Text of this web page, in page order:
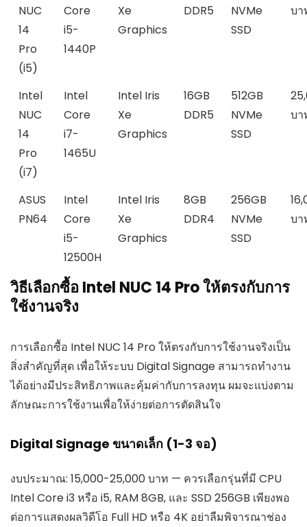
NUC
14
Pro
(i5)
Core
i5-
1440P
Xe
Graphics
DDR5
NVMe
SSD
บา
Intel
NUC
14
Pro
(i7)
Intel
Core
i7-
1465U
Intel Iris
Xe
Graphics
16GB
DDR5
512GB
NVMe
SSD
บา
ASUS
PN64
Intel
Core
i5-
12500H
Intel Iris
Xe
Graphics
8GB
DDR4
256GB
NVMe
SSD
บา
วิธีเลือกซื้อ Intel NUC 14 Pro ให้ตรงกับการ
ใช้งานจริง
การเลือกซื้อ Intel NUC 14 Pro ให้ตรงกับการใช้งานจริงเป็น
สิ่งสำคัญที่สุด เพื่อให้ระบบ Digital Signage สามารถทำงาน
ได้อย่างมีประสิทธิภาพและคุ้มค่ากับการลงทุน ผมจะแบ่งตาม
ลักษณะการใช้งานเพื่อให้ง่ายต่อการตัดสินใจ
Digital Signage ขนาดเล็ก (1-3 จอ)
งบประมาณ: 15,000-25,000 บาท — ควรเลือกรุ่นที่มี CPU
Intel Core i3 หรือ i5, RAM 8GB, และ SSD 256GB เพียงพอ
ต่อการแสดงผลวิดีโอ Full HD หรือ 4K อย่าลืมพิจารณาช่อง